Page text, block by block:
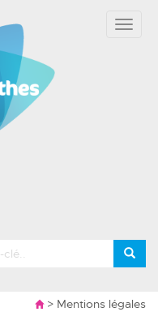
> Mentions légales